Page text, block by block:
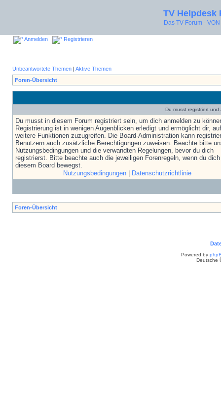
TV Helpdesk
Das TV Forum -
Anmelden Registrieren
Unbeantwortete Themen | Aktive Themen
Foren-Übersicht
Du musst registriert
Du musst in diesem Forum registriert sein, um dich anmelden zu
Registrierung ist in wenigen Augenblicken erledigt und ermöglicht dir, auf
weitere Funktionen zuzugreifen. Die Board-Administration kann
Benutzern auch zusätzliche Berechtigungen zuweisen. Beachte bitte
Nutzungsbedingungen und die verwandten Regelungen, bevor du dich
registrierst. Bitte beachte auch die jeweiligen Forenregeln, wenn du
diesem Board bewegst.
Nutzungsbedingungen| Datenschutzrichtlinie
Foren-Übersicht
Powered by
Deutsche